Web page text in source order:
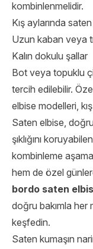
kombinlenmelidir.
Kış aylarında
Uzun kaban veya
Kalın dokulu şallar
Bot veya topuklu
tercih edilebilir.
elbise modelleri,
Saten elbise,
şıklığını
kombinleme
hem de özel
bordo saten
doğru bakımla her
keşfedin.
Saten kumaşın